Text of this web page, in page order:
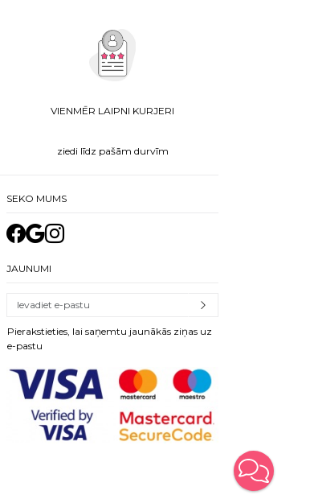
VIENMĒR LAIPNI KURJERI
ziedi līdz pašām durvīm
SEKO MUMS
JAUNUMI
Pierakstieties, lai saņemtu jaunākās ziņas uz
e-pastu